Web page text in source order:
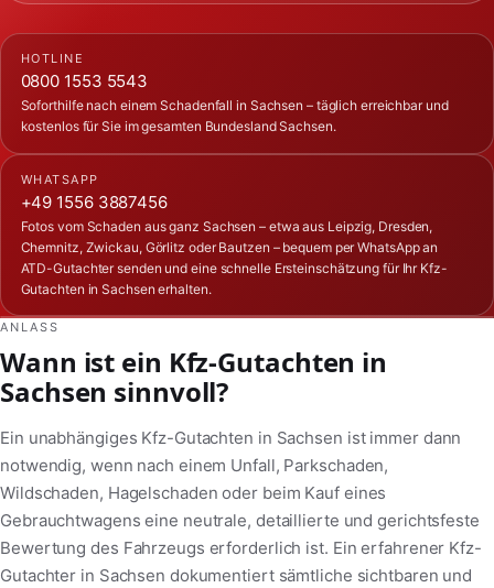
HOTLINE
0800 1553 5543
Soforthilfe nach einem Schadenfall in Sachsen – täglich erreichbar und
kostenlos für Sie im gesamten Bundesland Sachsen.
WHATSAPP
+49 1556 3887456
Fotos vom Schaden aus ganz Sachsen – etwa aus Leipzig, Dresden,
Chemnitz, Zwickau, Görlitz oder Bautzen – bequem per WhatsApp an
ATD-Gutachter senden und eine schnelle Ersteinschätzung für Ihr Kfz-
Gutachten in Sachsen erhalten.
ANLASS
Wann ist ein Kfz-Gutachten in
Sachsen sinnvoll?
Ein unabhängiges Kfz-Gutachten in Sachsen ist immer dann
notwendig, wenn nach einem Unfall, Parkschaden,
Wildschaden, Hagelschaden oder beim Kauf eines
Gebrauchtwagens eine neutrale, detaillierte und gerichtsfeste
Bewertung des Fahrzeugs erforderlich ist. Ein erfahrener Kfz-
Gutachter in Sachsen dokumentiert sämtliche sichtbaren und